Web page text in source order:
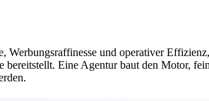
und operativer
Eine Agentur baut den Motor,